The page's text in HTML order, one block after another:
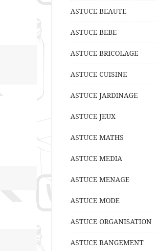
ASTUCE BEAUTE
ASTUCE BEBE
ASTUCE BRICOLAGE
ASTUCE CUISINE
ASTUCE JARDINAGE
ASTUCE JEUX
ASTUCE MATHS
ASTUCE MEDIA
ASTUCE MENAGE
ASTUCE MODE
ASTUCE ORGANISATION
ASTUCE RANGEMENT